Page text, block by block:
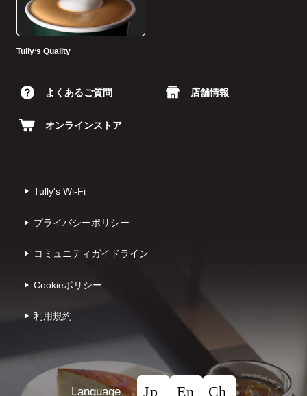
Tullyʼs Quality
よくあるご質問 店舗情報
オンラインストア
Tully's Wi-Fi
プライバシーポリシー
コミュニティガイドライン
Cookieポリシー
利⽤規約
Language